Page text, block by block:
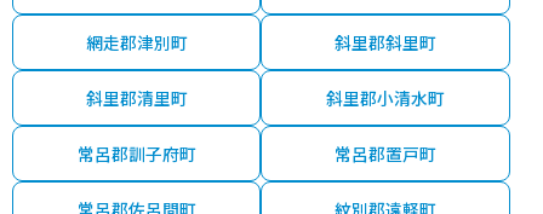
網走郡津別町 斜里郡斜里町
斜里郡清里町 斜里郡小清水町
常呂郡訓子府町 常呂郡置戸町
常呂郡佐呂間町 紋別郡遠軽町